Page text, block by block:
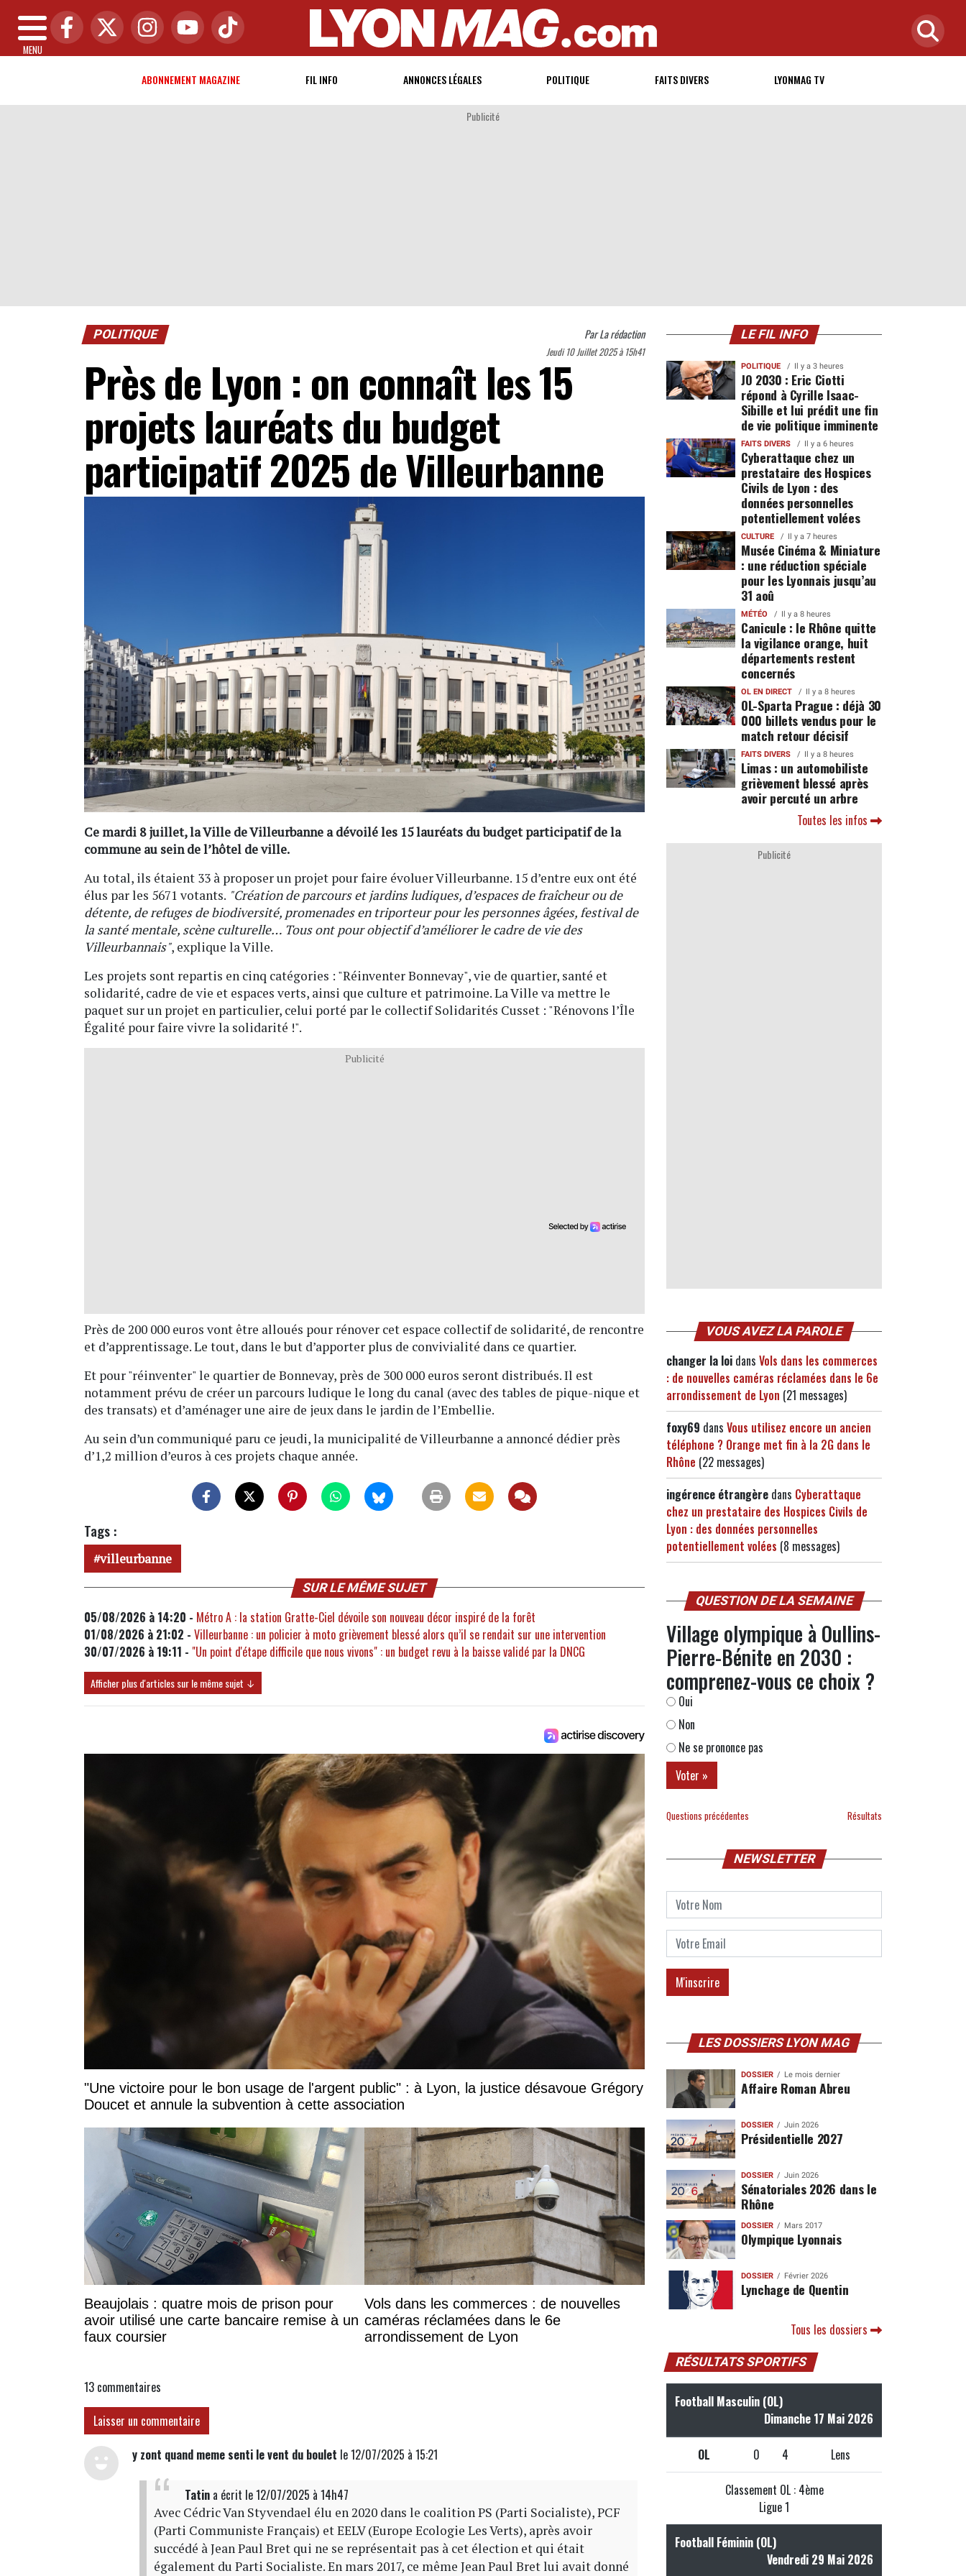
MENU
ABONNEMENT MAGAZINE FIL INFO ANNONCES LÉGALES POLITIQUE FAITS DIVERS LYONMAG TV
Publicité
POLITIQUE ParLa rédaction
Jeudi 10 Juillet 2025 à 15h41
Près de Lyon : on connaît les 15
projets lauréats du budget
participatif 2025 de Villeurbanne
Ce mardi 8 juillet, la Ville de Villeurbanne a dévoilé les 15 lauréats du budget participatif de la
commune au sein de l’hôtel de ville.
Au total, ils étaient 33 à proposer un projet pour faire évoluer Villeurbanne. 15 d’entre eux ont été
élus par les 5671 votants. "Création de parcours et jardins ludiques, d’espaces de fraîcheur ou de
détente, de refuges de biodiversité, promenades en triporteur pour les personnes âgées, festival de
la santé mentale, scène culturelle… Tous ont pour objectif d’améliorer le cadre de vie des
Villeurbannais", explique la Ville.
Les projets sont repartis en cinq catégories : "Réinventer Bonnevay", vie de quartier, santé et
solidarité, cadre de vie et espaces verts, ainsi que culture et patrimoine. La Ville va mettre le
paquet sur un projet en particulier, celui porté par le collectif Solidarités Cusset : "Rénovons l’Île
Égalité pour faire vivre la solidarité !".
Publicité
Près de 200 000 euros vont être alloués pour rénover cet espace collectif de solidarité, de rencontre
et d’apprentissage. Le tout, dans le but d’apporter plus de convivialité dans ce quartier.
Et pour "réinventer" le quartier de Bonnevay, près de 300 000 euros seront distribués. Il est
notamment prévu de créer un parcours ludique le long du canal (avec des tables de pique-nique et
des transats) et d’aménager une aire de jeux dans le jardin de l’Embellie.
Au sein d’un communiqué paru ce jeudi, la municipalité de Villeurbanne a annoncé dédier près
d’1,2 million d’euros à ces projets chaque année.
Tags :
villeurbanne
SUR LE MÊME SUJET
05/08/2026 à 14:20 - Métro A : la station Gratte-Ciel dévoile son nouveau décor inspiré de la forêt
01/08/2026 à 21:02 - Villeurbanne : un policier à moto grièvement blessé alors qu’il se rendait sur une intervention
30/07/2026 à 19:11 - "Un point d'étape difficile que nous vivons" : un budget revu à la baisse validé par la DNCG
Afficher plus d'articles sur le même sujet ↓
"Une victoire pour le bon usage de l'argent public" : à Lyon, la justice désavoue Grégory
Doucet et annule la subvention à cette association
Beaujolais : quatre mois de prison pour
avoir utilisé une carte bancaire remise à un
faux coursier
Vols dans les commerces : de nouvelles
caméras réclamées dans le 6e
arrondissement de Lyon
13 commentaires
Laisser un commentaire
y zont quand meme senti le vent du boulet le 12/07/2025 à 15:21
Tatin a écrit le 12/07/2025 à 14h47
Avec Cédric Van Styvendael élu en 2020 dans le coalition PS (Parti Socialiste), PCF
(Parti Communiste Français) et EELV (Europe Ecologie Les Verts), après avoir
succédé à Jean Paul Bret qui ne se représentait pas à cet élection et qui était
également du Parti Socialiste. En mars 2017, ce même Jean Paul Bret lui avait donné
LE FIL INFO
POLITIQUE Il y a 3 heures
JO 2030 : Eric Ciotti
répond à Cyrille Isaac-
Sibille et lui prédit une fin
de vie politique imminente
FAITS DIVERS Il y a 6 heures
Cyberattaque chez un
prestataire des Hospices
Civils de Lyon : des
données personnelles
potentiellement volées
CULTURE Il y a 7 heures
Musée Cinéma & Miniature
: une réduction spéciale
pour les Lyonnais jusqu’au
31 aoû
MÉTÉO Il y a 8 heures
Canicule : le Rhône quitte
la vigilance orange, huit
départements restent
concernés
OL EN DIRECT Il y a 8 heures
OL-Sparta Prague : déjà 30
000 billets vendus pour le
match retour décisif
FAITS DIVERS Il y a 8 heures
Limas : un automobiliste
grièvement blessé après
avoir percuté un arbre
Toutes les infos
Publicité
VOUS AVEZ LA PAROLE
changer la loi dans Vols dans les commerces
: de nouvelles caméras réclamées dans le 6e
arrondissement de Lyon (21 messages)
foxy69 dans Vous utilisez encore un ancien
téléphone ? Orange met fin à la 2G dans le
Rhône (22 messages)
ingérence étrangère dans Cyberattaque
chez un prestataire des Hospices Civils de
Lyon : des données personnelles
potentiellement volées (8 messages)
QUESTION DE LA SEMAINE
Village olympique à Oullins-
Pierre-Bénite en 2030 :
comprenez-vous ce choix ?
Oui
Non
Ne se prononce pas
Questions précédentes Résultats
NEWSLETTER
LES DOSSIERS LYON MAG
DOSSIER Le mois dernier
Affaire Roman Abreu
DOSSIER Juin 2026
Présidentielle 2027
DOSSIER Juin 2026
Sénatoriales 2026 dans le
Rhône
DOSSIER Mars 2017
Olympique Lyonnais
DOSSIER Février 2026
Lynchage de Quentin
Tous les dossiers
RÉSULTATS SPORTIFS
Football Masculin (OL)
Dimanche 17 Mai 2026
OL 0 4 Lens
Classement OL : 4ème
Ligue 1
Football Féminin (OL)
Vendredi 29 Mai 2026